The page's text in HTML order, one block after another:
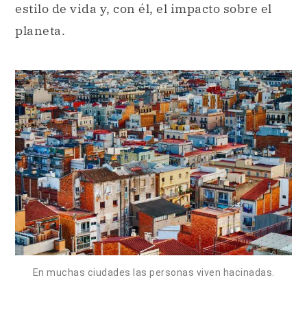
estilo de vida y, con él, el impacto sobre el
planeta.
En muchas ciudades las personas viven hacinadas.